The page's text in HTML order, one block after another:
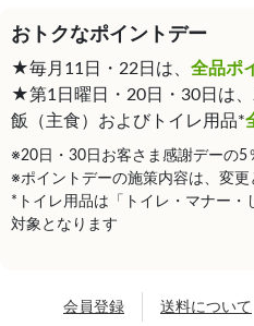
おトクなポイントデー
★毎月11日・22日は、 全品ポ
★第1日曜日・20日・30日は
飯（主食）およびトイレ用品*
※20日・30日お客さま感謝デーの5
※ポイントデーの施策内容は、変更
*トイレ用品は「トイレ・マナー
対象となります
会員登録 送料について